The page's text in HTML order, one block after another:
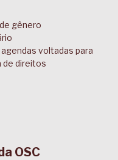
gênero
voltadas para
de direitos
OSC